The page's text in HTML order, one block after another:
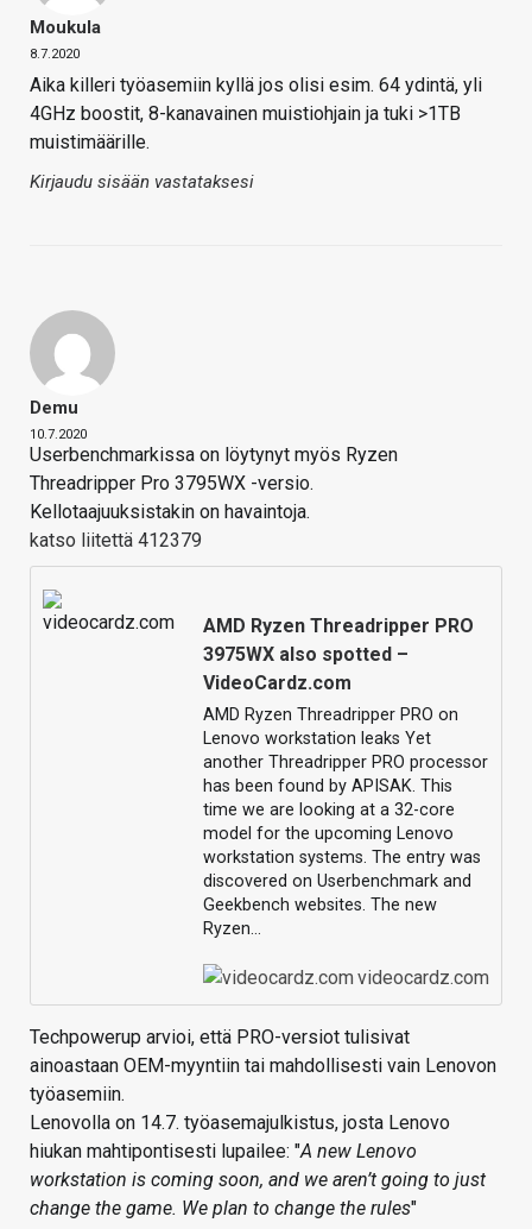
Moukula
8.7.2020
Aika killeri työasemiin kyllä jos olisi esim. 64 ydintä, yli
4GHz boostit, 8-kanavainen muistiohjain ja tuki >1TB
muistimäärille.
Kirjaudu sisään vastataksesi
Demu
10.7.2020
Userbenchmarkissa on löytynyt myös Ryzen
Threadripper Pro 3795WX -versio.
Kellotaajuuksistakin on havaintoja.
katso liitettä 412379
AMD Ryzen Threadripper PRO
3975WX also spotted –
VideoCardz.com
AMD Ryzen Threadripper PRO on
Lenovo workstation leaks Yet
another Threadripper PRO processor
has been found by APISAK. This
time we are looking at a 32-core
model for the upcoming Lenovo
workstation systems. The entry was
discovered on Userbenchmark and
Geekbench websites. The new
Ryzen…
videocardz.com
Techpowerup arvioi, että PRO-versiot tulisivat
ainoastaan OEM-myyntiin tai mahdollisesti vain Lenovon
työasemiin.
Lenovolla on 14.7. työasemajulkistus, josta Lenovo
hiukan mahtipontisesti lupailee: "A new Lenovo
workstation is coming soon, and we aren’t going to just
change the game. We plan to change the rules"